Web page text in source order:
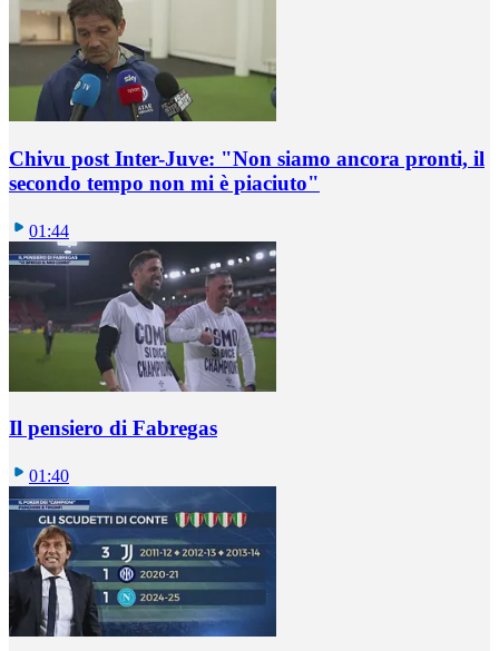
Chivu post Inter-Juve: "Non siamo ancora pronti, il
secondo tempo non mi è piaciuto"
01:44
Il pensiero di Fabregas
01:40